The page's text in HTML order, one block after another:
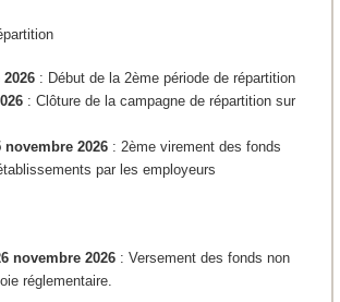
: Début de la 2ème période de répartition
: Clôture de la campagne de répartition sur
2026 : 2ème virement des fonds
par les employeurs
novembre 2026 : Versement des fonds non
réglementaire.